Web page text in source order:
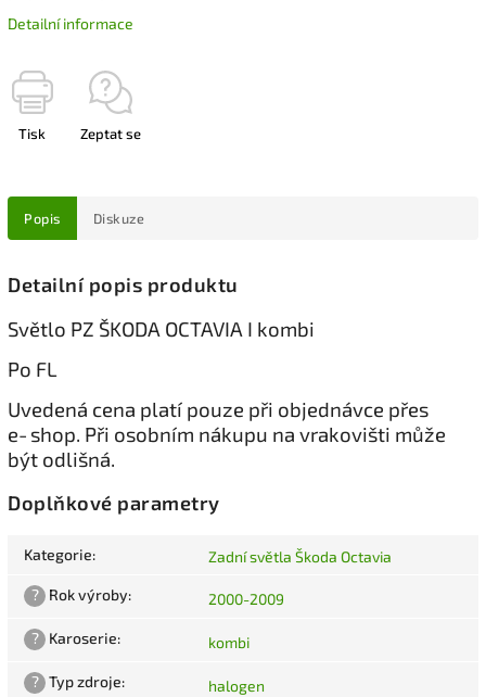
Detailní informace
Tisk Zeptat se
Popis Diskuze
Detailní popis produktu
Světlo PZ ŠKODA OCTAVIA I kombi
Po FL
Uvedená cena platí pouze při objednávce přes
e‑shop. Při osobním nákupu na vrakovišti může
být odlišná.
Doplňkové parametry
Kategorie: Zadní světla Škoda Octavia
? Rok výroby: 2000-2009
? Karoserie: kombi
? Typ zdroje: halogen